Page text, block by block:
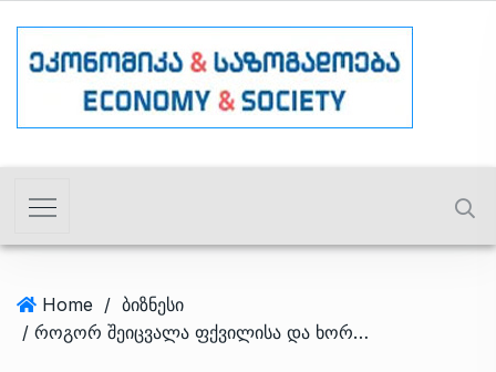
Home / ბიზნესი
/ როგორ შეიცვალა ფქვილისა და ხორბლის იმპორტი, ფქვილზე იმპორტის გადასახადის დაწესებით?